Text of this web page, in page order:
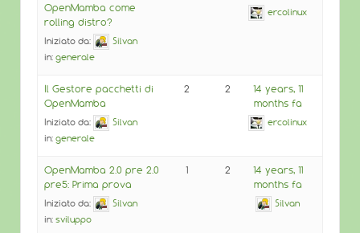
OpenMamba come
rolling distro?
Iniziato da:
Silvan
in: generale
ercolinux
Il Gestore pacchetti di
OpenMamba
Iniziato da:
Silvan
in: generale
2 2
14 years, 11
months fa
ercolinux
OpenMamba 2.0 pre 2.0
pre5: Prima prova
Iniziato da:
Silvan
in: sviluppo
1 2
14 years, 11
months fa
Silvan